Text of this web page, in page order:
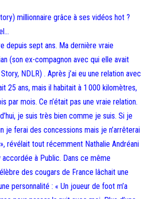
millionnaire grâce à ses vidéos hot ?
depuis sept ans. Ma dernière vraie
(son ex-compagnon avec qui elle avait
NDLR) . Après j’ai eu une relation avec
25 ans, mais il habitait à 1 000 kilomètres,
par mois. Ce n’était pas une vraie relation.
je suis très bien comme je suis. Si je
je ferai des concessions mais je n’arrêterai
révélait tout récemment Nathalie Andréani
accordée à Public. Dans ce même
des cougars de France lâchait une
personnalité : « Un joueur de foot m’a